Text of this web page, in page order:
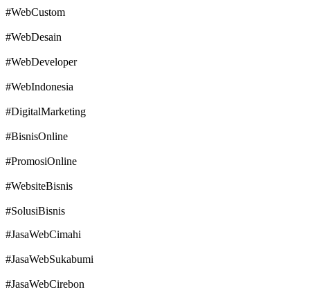
#WebCustom
#WebDesain
#WebDeveloper
#WebIndonesia
#DigitalMarketing
#BisnisOnline
#PromosiOnline
#WebsiteBisnis
#SolusiBisnis
#JasaWebCimahi
#JasaWebSukabumi
#JasaWebCirebon